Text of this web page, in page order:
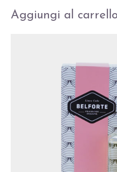
Aggiungi al